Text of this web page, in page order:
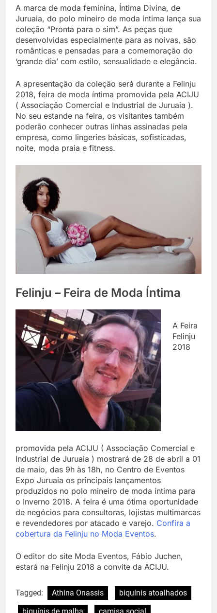
A marca de moda feminina, Íntima Divina, de
Juruaia, do polo mineiro de moda íntima lança sua
coleção “Pronta para o sim”. As peças que
desenvolvidas especialmente para as noivas, são
românticas e pensadas para a comemoração do
‘grande dia’ com estilo, sensualidade e elegância.
A apresentação da coleção será durante a Felinju
2018, feira de moda íntima promovida pela ACIJU
( Associação Comercial e Industrial de Juruaia ).
No seu estande na feira, os visitantes também
poderão conhecer outras linhas assinadas pela
empresa, como lingeries básicas, sofisticadas,
noite, moda praia e fitness.
Felinju – Feira de Moda Íntima
A Feira
Felinju
2018
promovida pela ACIJU ( Associação Comercial e
Industrial de Juruaia ) mostrará de 28 de abril a 01
de maio, das 9h às 18h, no Centro de Eventos
Expo Juruaia os principais lançamentos
produzidos no polo mineiro de moda íntima para
o Inverno 2018. A feira é uma ótima oportunidade
de negócios para consultoras, lojistas multimarcas
e revendedores por atacado e varejo. Confira a
cobertura da Felinju no Moda Eventos.
O editor do site Moda Eventos, Fábio Juchen,
estará na Felinju 2018 a convite da ACIJU.
Tagged: Athina Onassis
biquínis atoalhados